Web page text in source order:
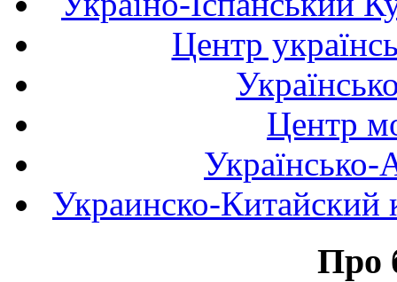
Центр
Центр
Українсько-
Украинско-Китайский
Про